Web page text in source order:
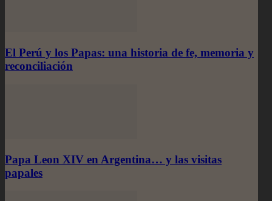
El Perú y los Papas: una historia de fe, memoria y
reconciliación
Papa Leon XIV en Argentina… y las visitas
papales